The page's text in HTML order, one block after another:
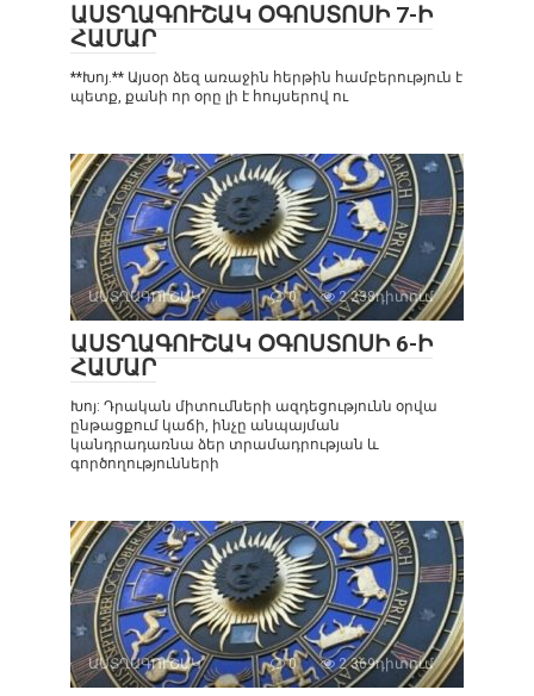
ԱՍՏՂԱԳՈՒՇԱԿ ՕԳՈՍՏՈՍԻ 7-Ի
ՀԱՄԱՐ
**Խոյ.** Այսօր ձեզ առաջին հերթին համբերություն է
պետք, քանի որ օրը լի է հույսերով ու
ԱՍՏՂԱԳՈՒՇԱԿ 0 2 238դիտում
ԱՍՏՂԱԳՈՒՇԱԿ ՕԳՈՍՏՈՍԻ 6-Ի
ՀԱՄԱՐ
Խոյ: Դրական միտումների ազդեցությունն օրվա
ընթացքում կաճի, ինչը անպայման
կանդրադառնա ձեր տրամադրության և
գործողությունների
ԱՍՏՂԱԳՈՒՇԱԿ 0 2 369դիտում